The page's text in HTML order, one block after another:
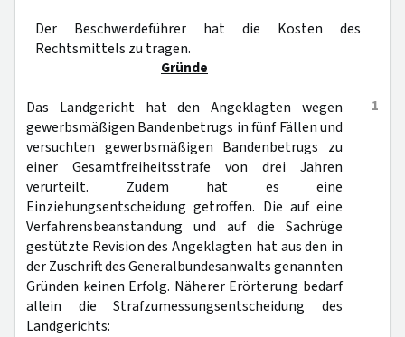
Der Beschwerdeführer hat die Kosten des
Rechtsmittels zu tragen.
Gründe
1
Das Landgericht hat den Angeklagten wegen
gewerbsmäßigen Bandenbetrugs in fünf Fällen und
versuchten gewerbsmäßigen Bandenbetrugs zu
einer Gesamtfreiheitsstrafe von drei Jahren
verurteilt. Zudem hat es eine
Einziehungsentscheidung getroffen. Die auf eine
Verfahrensbeanstandung und auf die Sachrüge
gestützte Revision des Angeklagten hat aus den in
der Zuschrift des Generalbundesanwalts genannten
Gründen keinen Erfolg. Näherer Erörterung bedarf
allein die Strafzumessungsentscheidung des
Landgerichts: